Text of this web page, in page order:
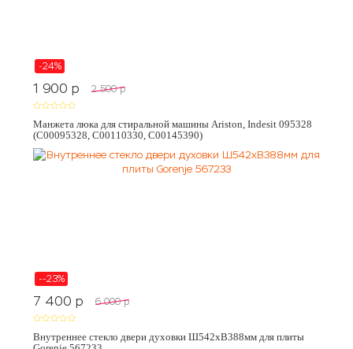
-24%
1 900 p 2 500 p
Манжета люка для стиральной машины Ariston, Indesit 095328
(C00095328, C00110330, C00145390)
--23%
7 400 p 6 000 p
Внутреннее стекло двери духовки Ш542хВ388мм для плиты